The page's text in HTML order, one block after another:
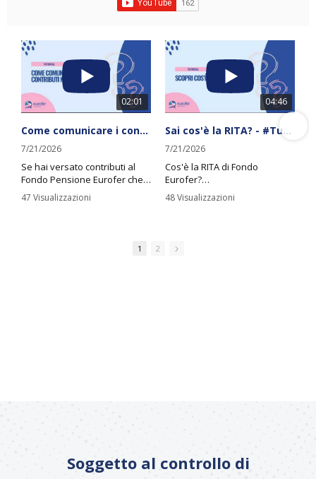
02:01
Come comunicare i contributi non dedotti - #Tutorial Fondo Pensione Eurofer
7/21/2026
Se hai versato contributi al
Fondo Pensione Eurofer che
non hai dedotto fiscalmente,
è importante comunicarli ogni
47 Visualizzazioni
04:46
Sai cos'è la RITA? - #Tutorial Fondo Pensione Eurofer
7/21/2026
Cos'è la RITA di Fondo
Eurofer?
In questo video ti spieghiamo
in modo chiaro e semplice
richiederla se sei un iscritto al
48 Visualizzazioni
1 2
Soggetto al controllo di